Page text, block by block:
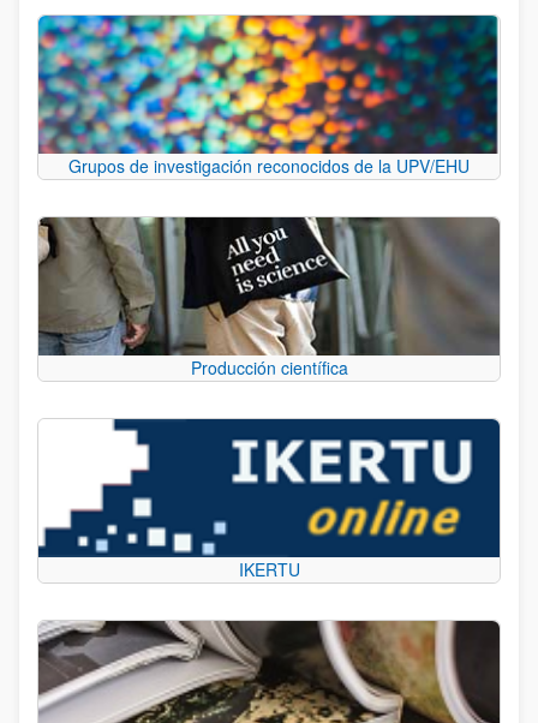
Grupos de investigación reconocidos de la UPV/EHU
Producción científica
IKERTU